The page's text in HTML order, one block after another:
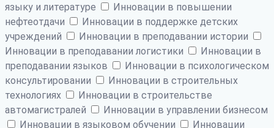
языку и литературе
Инновации в повышении
нефтеотдачи
Инновации в поддержке детских
учреждений
Инновации в преподавании истории
Инновации в преподавании логистики
Инновации в
преподавании языков
Инновации в психологическом
консультировании
Инновации в строительных
технологиях
Инновации в строительстве
автомагистралей
Инновации в управлении бизнесом
Инновации в языковом обучении
Инновации